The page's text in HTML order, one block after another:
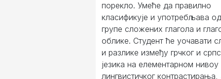
порекло. Умеће да правилно
класификује и употребљава
групе сложених глагола и
облике. Студент ће уочавати
и разлике између грчког и
језика на елементарном нивоу
лингвистичког контрастирања,